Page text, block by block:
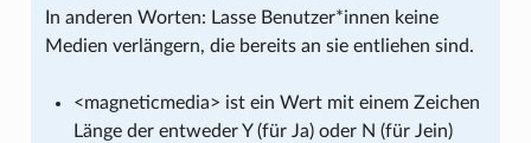
In anderen Worten: Lasse Benutzer*innen keine
Medien verlängern, die bereits an sie entliehen sind.
<magneticmedia> ist ein Wert mit einem Zeichen
Länge der entweder Y (für Ja) oder N (für Jein)